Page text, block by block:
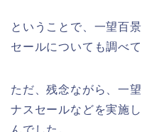
ということで、一望百
セールについても調べて
ただ、残念ながら、一
ナスセールなどを実施
んでした。